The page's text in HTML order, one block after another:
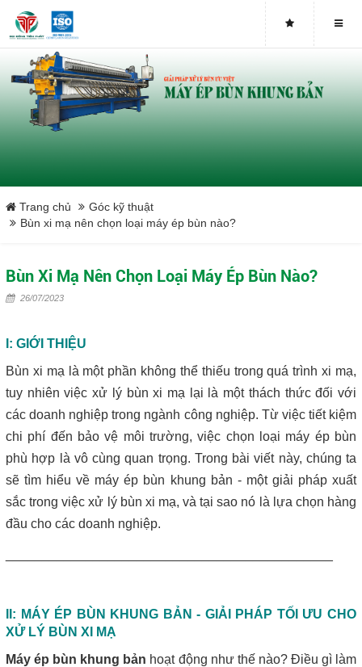
Buy genuine sludge press machines
Belt Press
Screw Press
Máy sấy bùn
Tại sao nên mua máy ép bùn trục vít
xử lý nước thải
Giá máy ép bùn 2026 – Báo giá chi tiết theo từng dòng máy và
công suất
Bơm màng ARO 1 inch thân nhựa | Hàng sẵn kho – Giá tốt
Bán bộ nguồn thủy lực chính hãng, giá rẻ
Trang chủ
Góc kỹ thuật
Bùn xi mạ nên chọn loại máy ép bùn nào?
Bùn Xi Mạ Nên Chọn Loại Máy Ép Bùn Nào?
26/07/2023
I: GIỚI THIỆU
Bùn xi mạ là một phần không thể thiếu trong quá trình xi mạ,
tuy nhiên việc xử lý bùn xi mạ lại là một thách thức đối với
các doanh nghiệp trong ngành công nghiệp. Từ việc tiết kiệm
chi phí đến bảo vệ môi trường, việc chọn loại máy ép bùn
phù hợp là vô cùng quan trọng. Trong bài viết này, chúng ta
sẽ tìm hiểu về máy ép bùn khung bản - một giải pháp xuất
sắc trong việc xử lý bùn xi mạ, và tại sao nó là lựa chọn hàng
đầu cho các doanh nghiệp.
II: MÁY ÉP BÙN KHUNG BẢN - GIẢI PHÁP TỐI ƯU CHO
XỬ LÝ BÙN XI MẠ
Máy ép bùn khung bản hoạt động như thế nào? Điều gì làm